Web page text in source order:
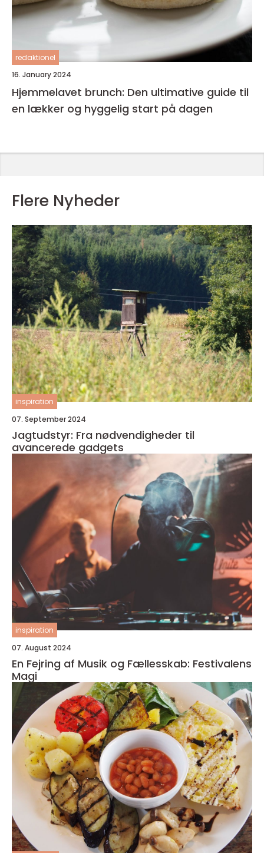
redaktionel
16. January 2024
Hjemmelavet brunch: Den ultimative guide til
en lækker og hyggelig start på dagen
Flere Nyheder
inspiration
07. September 2024
Jagtudstyr: Fra nødvendigheder til
avancerede gadgets
inspiration
07. August 2024
En Fejring af Musik og Fællesskab: Festivalens
Magi